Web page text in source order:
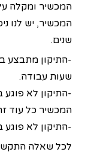
המכשיר ומקלה
המכשיר, יש לנו
שנים.
שעות עבודה.
המכשיר כל עוד
-התיקון לא
לכל שאלה